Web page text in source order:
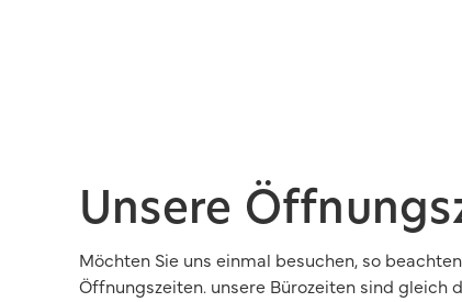
Unsere
Möchten Sie uns einmal besuchen, so
Öffnungszeiten. unsere Bürozeiten sind gleich